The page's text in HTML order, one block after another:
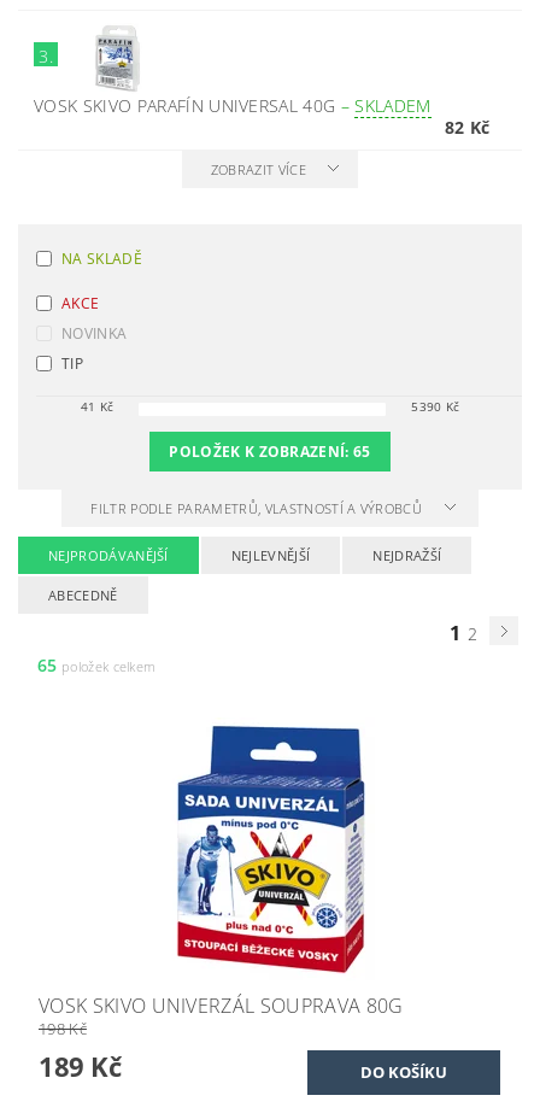
3.
VOSK SKIVO PARAFÍN UNIVERSAL 40G – SKLADEM
82 Kč
ZOBRAZIT VÍCE
NA SKLADĚ
AKCE
NOVINKA
TIP
41 Kč 5390 Kč
POLOŽEK K ZOBRAZENÍ:65
FILTR PODLE PARAMETRŮ, VLASTNOSTÍ A VÝROBCŮ
NEJPRODÁVANĚJŠÍ NEJLEVNĚJŠÍ NEJDRAŽŠÍ
ABECEDNĚ
1 2
65 položek celkem
VOSK SKIVO UNIVERZÁL SOUPRAVA 80G
198 Kč
189 Kč